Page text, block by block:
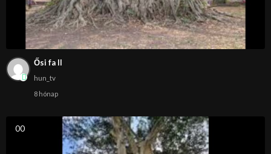
Ősi fa II
hun_tv
8 hónap
00